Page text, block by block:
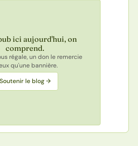
ici aujourd'hui, on
comprend.
régale, un don le remercie
qu'une bannière.
Soutenir le blog →